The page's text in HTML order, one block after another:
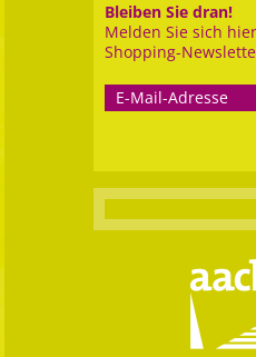
Bleiben Sie dran!
Melden Sie sich
Shopping-